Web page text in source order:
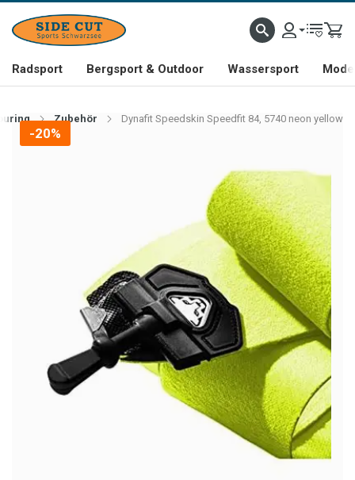
Radsport Bergsport & Outdoor Wassersport
Zubehör Dynafit Speedskin Speedfit 84, 5740 neon yellow
-20%